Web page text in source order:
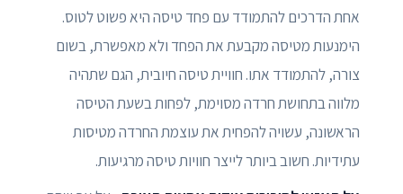
אחת הדרכים להתמודד עם פחד טיסה היא פשוט לטוס.
הימנעות מטיסה מקבעת את הפחד ולא מאפשרת, בשום
צורה, להתמודד אתו. חוויית טיסה חיובית, הגם שתהיה
מלווה בתחושת חרדה מסוימת, לפחות בשעת הטיסה
הראשונה, עשויה להפחית את עוצמת החרדה מטיסות
עתידיות. חשוב ביותר לייצר חוויות טיסה מרגיעות.